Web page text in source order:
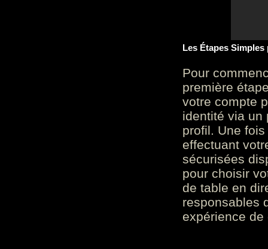
Les Étapes
Pour
première
votre compte
identité via un
profil. Une
effectuant
sécurisées
pour choisir
de table en
responsables
expérience